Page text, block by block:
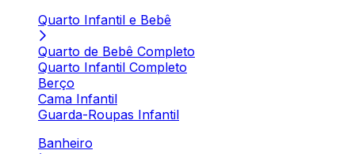
Quarto Infantil e Bebê
Quarto de Bebê Completo
Quarto Infantil Completo
Berço
Cama Infantil
Guarda-Roupas Infantil
Banheiro